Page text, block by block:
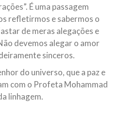
É uma passagem
refletirmos e sabermos o
de meras alegações e
devemos alegar o amor
sinceros.
do universo, que a paz e
com o Profeta Mohammad
linhagem.